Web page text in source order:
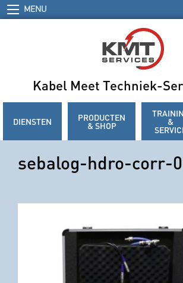
MENU
Kabel Meet Techniek-
DIENSTEN PRODUCTEN
& SHOP &
sebalog-hdro-corr-